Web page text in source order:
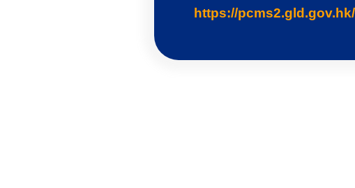
https://pcms2.gld.gov.hk/